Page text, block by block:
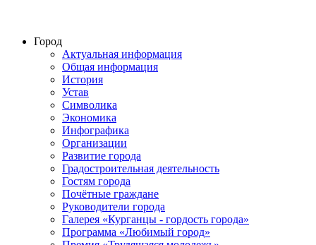
Город
Актуальная информация
Общая информация
История
Устав
Символика
Экономика
Инфографика
Организации
Развитие города
Градостроительная деятельность
Гостям города
Почётные граждане
Руководители города
Галерея «Курганцы - гордость города»
Программа «Любимый город»